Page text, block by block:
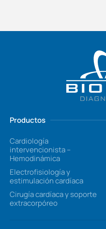
Productos
Cardiología
intervencionista –
Hemodinámica
Electrofisiología y
estimulación cardíaca
Cirugía cardíaca y soporte
extracorpóreo